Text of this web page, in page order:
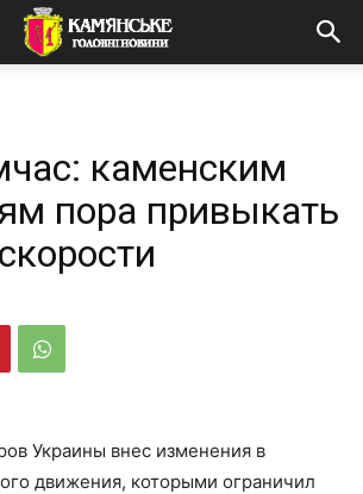
каменским
пора привыкать
Украины внес изменения в
движения, которыми ограничил